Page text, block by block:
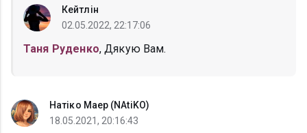
Кейтлін
02.05.2022, 22:17:06
Таня Руденко, Дякую Вам.
Натіко Маер (NAtiKO)
18.05.2021, 20:16:43